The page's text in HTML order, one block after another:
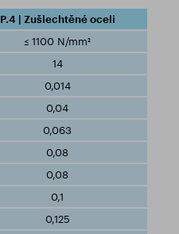
P.4 | Zušlechtěné oceli
≤ 1100 N/mm²
14
0,014
0,04
0,063
0,08
0,08
0,1
0,125